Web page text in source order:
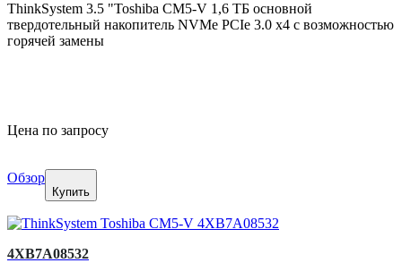
ThinkSystem 3.5 "Toshiba CM5-V 1,6 ТБ основной
твердотельный накопитель NVMe PCIe 3.0 x4 с возможностью
горячей замены
Цена по запросу
Обзор
Купить
4XB7A08532